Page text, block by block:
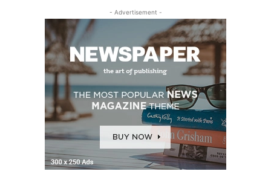
- Advertisement -